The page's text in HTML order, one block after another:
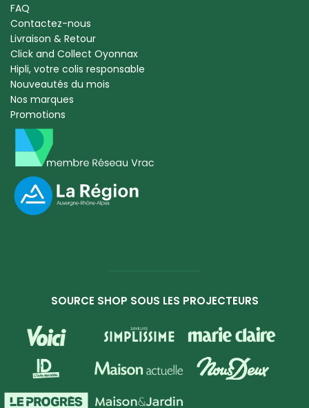
FAQ
Contactez-nous
Livraison & Retour
Click and Collect Oyonnax
Hipli, votre colis responsable
Nouveautés du mois
Nos marques
Promotions
SOURCE SHOP SOUS LES PROJECTEURS